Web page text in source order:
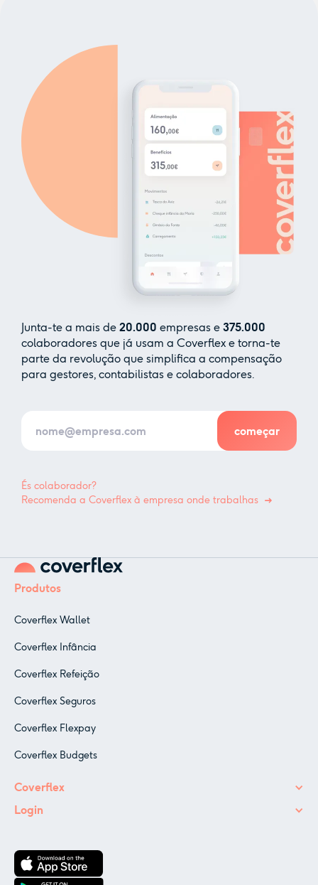
Junta-te a mais de 20.000 empresas e 375.000
colaboradores que já usam a Coverflex e torna-te
parte da revolução que simplifica a compensação
para gestores, contabilistas e colaboradores.
És colaborador?
Recomenda a Coverflex à empresa onde trabalhas
Produtos
Coverflex Wallet
Coverflex Infância
Coverflex Refeição
Coverflex Seguros
Coverflex Flexpay
Coverflex Budgets
Coverflex
Login